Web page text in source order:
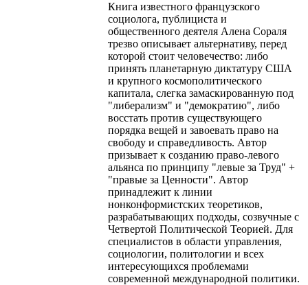
Книга известного французского
социолога, публициста и
общественного деятеля Алена Сораля
трезво описывает альтернативу, перед
которой стоит человечество: либо
принять планетарную диктатуру США
и крупного космополитического
капитала, слегка замаскированную под
"либерализм" и "демократию", либо
восстать против существующего
порядка вещей и завоевать право на
свободу и справедливость. Автор
призывает к созданию право-левого
альянса по принципу "левые за Труд" +
"правые за Ценности". Автор
принадлежит к линии
нонконформистских теоретиков,
разрабатывающих подходы, созвучные с
Четвертой Политической Теорией. Для
специалистов в области управления,
социологии, политологии и всех
интересующихся проблемами
современной международной политики.